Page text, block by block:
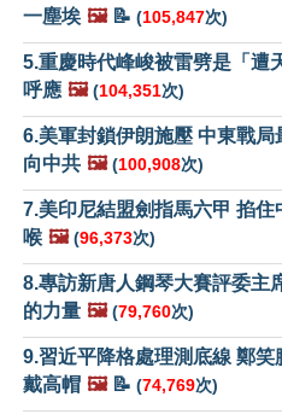
一塵埃 🖼️📝 (105,847次)
5.重慶時代峰峻被雷劈是「遭
呼應 🖼️ (104,351次)
6.美軍封鎖伊朗施壓 中東戰局
向中共 🖼️ (100,908次)
7.美印尼結盟劍指馬六甲 掐住
喉 🖼️ (96,373次)
8.專訪新唐人鋼琴大賽評委主
的力量 🖼️ (79,760次)
9.習近平降格處理測底線 鄭笑
戴高帽 🖼️📝 (74,769次)